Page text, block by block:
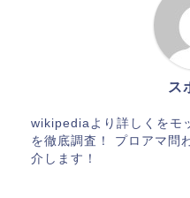
ス
wikipediaより詳しくをモ
を徹底調査！ プロアマ問
介します！